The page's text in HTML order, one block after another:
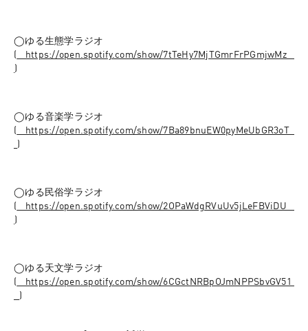
◯ゆる生態学ラジオ
( ⁠⁠⁠⁠⁠⁠⁠⁠⁠⁠⁠⁠⁠⁠⁠⁠⁠⁠⁠⁠⁠⁠⁠⁠⁠⁠⁠⁠⁠⁠⁠⁠⁠⁠⁠⁠⁠⁠⁠⁠⁠⁠⁠⁠⁠⁠⁠⁠⁠⁠https://open.spotify.com/show/7tTeHy7MjTGmrFrPGmjwMz⁠⁠⁠⁠⁠⁠⁠⁠⁠⁠⁠⁠⁠⁠⁠⁠⁠⁠⁠⁠⁠⁠⁠⁠⁠⁠⁠⁠⁠⁠⁠⁠⁠⁠⁠⁠⁠⁠⁠⁠⁠⁠⁠⁠⁠
)
◯ゆる音楽学ラジオ
( ⁠⁠⁠⁠⁠⁠⁠⁠⁠⁠⁠⁠⁠⁠⁠⁠⁠⁠⁠⁠⁠⁠⁠⁠⁠⁠⁠⁠⁠⁠⁠⁠⁠⁠⁠⁠⁠⁠⁠⁠⁠⁠⁠⁠⁠⁠⁠⁠⁠⁠https://open.spotify.com/show/7Ba89bnuEW0pyMeUbGR3oT⁠⁠⁠⁠⁠⁠⁠⁠⁠⁠⁠⁠⁠⁠⁠⁠⁠⁠⁠⁠⁠⁠⁠⁠⁠⁠⁠⁠⁠
)
◯ゆる民俗学ラジオ
( ⁠⁠⁠⁠⁠⁠⁠⁠⁠⁠⁠⁠⁠⁠⁠⁠⁠⁠⁠⁠⁠⁠⁠⁠⁠⁠⁠⁠⁠⁠⁠⁠⁠⁠⁠⁠⁠⁠⁠⁠⁠⁠⁠⁠⁠⁠⁠⁠⁠⁠https://open.spotify.com/show/2OPaWdgRVuUv5jLeFBViDU⁠⁠⁠⁠⁠⁠⁠⁠⁠⁠⁠⁠⁠⁠⁠⁠⁠⁠⁠⁠⁠⁠⁠⁠⁠⁠⁠⁠⁠⁠⁠⁠⁠⁠⁠⁠⁠⁠⁠⁠⁠⁠⁠⁠⁠
)
◯ゆる天文学ラジオ
( ⁠⁠⁠⁠⁠⁠⁠⁠⁠⁠⁠⁠⁠⁠⁠⁠⁠⁠⁠⁠⁠⁠⁠⁠⁠⁠⁠⁠⁠⁠⁠⁠⁠⁠⁠⁠⁠⁠⁠⁠⁠⁠⁠⁠⁠⁠⁠⁠⁠⁠https://open.spotify.com/show/6CGctNRBpOJmNPPSbvGV51⁠⁠⁠⁠⁠⁠⁠⁠⁠⁠⁠⁠⁠⁠⁠⁠⁠
)